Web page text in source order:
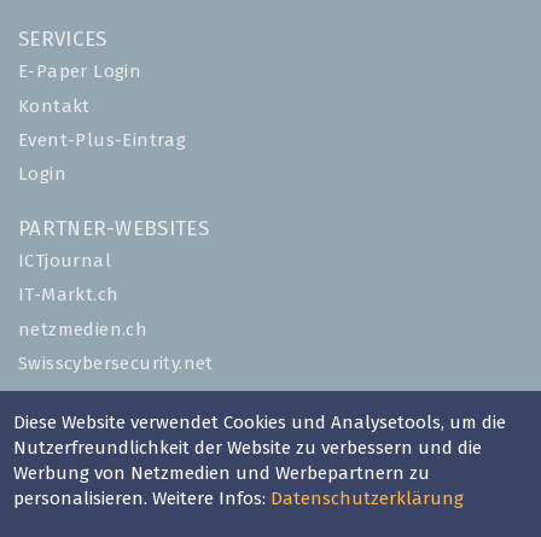
SERVICES
E-Paper Login
Kontakt
Event-Plus-Eintrag
Login
PARTNER-WEBSITES
ICTjournal
IT-Markt.ch
netzmedien.ch
Swisscybersecurity.net
© NETZMEDIEN AG 2026
Impressum
AGB
Diese Website verwendet Cookies und Analysetools, um die
Nutzerfreundlichkeit der Website zu verbessern und die
Werbung von Netzmedien und Werbepartnern zu
personalisieren. Weitere Infos: Datenschutzerklärung